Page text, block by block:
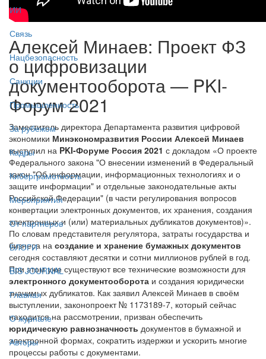
ИИ
Связь
Нацбезопасность
Санкции
Промышленность
За рубежом
Кадры
Киберграмотность
Мероприятия
От партнёров
БЛОГИ
BIS JOURNAL
Главная
О журнале
Авторы
Алексей Минаев: Проект ФЗ
о цифровизации
документооборота — PKI-
Форум 2021
Заместитель директора Департамента развития цифровой
экономики Минэкономразвития России Алексей Минаев
выступил на PKI-Форуме Россия 2021 с докладом «О проекте
Федерального закона "О внесении изменений в Федеральный
закон "Об информации, информационных технологиях и о
защите информации" и отдельные законодательные акты
Российской Федерации" (в части регулирования вопросов
конвертации электронных документов, их хранения, создания
электронных и (или) материальных дубликатов документов)».
По словам представителя регулятора, затраты государства и
бизнеса на создание и хранение бумажных документов
сегодня составляют десятки и сотни миллионов рублей в год.
При этом уже существуют все технические возможности для
электронного документооборота и создания юридически
значимых дубликатов. Как заявил Алексей Минаев в своём
выступлении, законопроект № 1173189-7, который сейчас
находится на рассмотрении, призван обеспечить
юридическую равнозначность документов в бумажной и
электронной формах, сократить издержки и ускорить многие
процессы работы с документами.